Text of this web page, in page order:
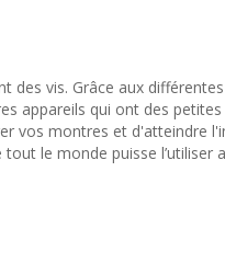
vis. Grâce aux
appareils qui ont des
vos montres et d'atteindre
le monde puisse